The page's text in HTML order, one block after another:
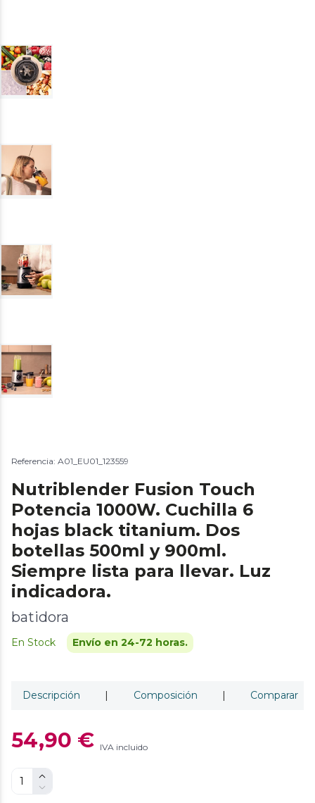
Referencia: A01_EU01_123559
Nutriblender Fusion Touch
Potencia 1000W. Cuchilla 6
hojas black titanium. Dos
botellas 500ml y 900ml.
Siempre lista para llevar. Luz
indicadora.
batidora
En Stock Envío en 24-72 horas.
Descripción | Composición | Comparar
54,90 € IVA incluido